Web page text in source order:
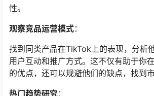
性。
观察竞品运营模式：
找到同类产品在TikTok上的表现，分析
用户互动和推广方式。这不仅有助于你
的优点，还可以规避他们的缺点，找到市
热门趋势研究：